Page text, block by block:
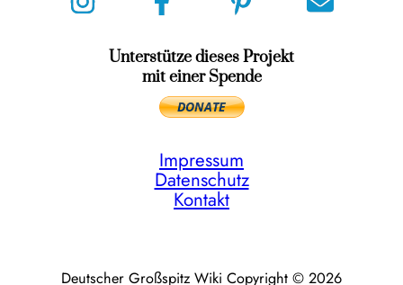
Unterstütze dieses Projekt
mit einer Spende
Impressum
Datenschutz
Kontakt
Deutscher Großspitz Wiki Copyright © 2026